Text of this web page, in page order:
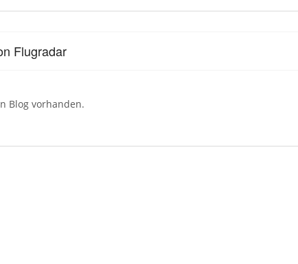
Flugradar
Blog vorhanden.